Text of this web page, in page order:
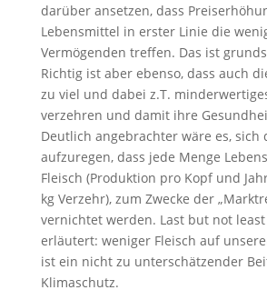
darüber ansetzen, dass
Lebensmittel in erster Linie die
Vermögenden treffen. Das ist
Richtig ist aber ebenso, dass auch
zu viel und dabei z.T.
verzehren und damit ihre
Deutlich angebrachter wäre es, sich
aufzuregen, dass jede Menge
Fleisch (Produktion pro Kopf und
kg Verzehr), zum Zwecke der
vernichtet werden. Last but not
erläutert: weniger Fleisch auf
ist ein nicht zu unterschätzender
Klimaschutz.